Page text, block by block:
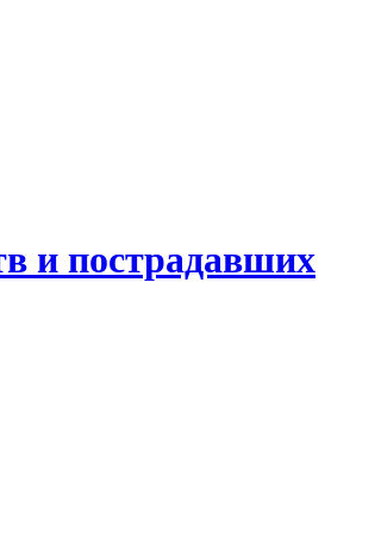
и пострадавших